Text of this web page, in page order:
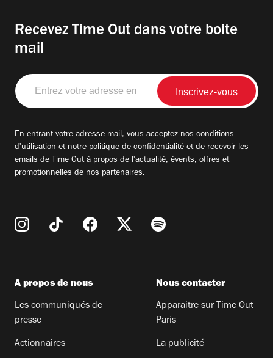
Recevez Time Out dans votre boite
mail
Entrez
votre
adresse
En entrant votre adresse mail, vous acceptez nos conditions
d'utilisation et notre politique de confidentialité et de recevoir les
emails de Time Out à propos de l'actualité, évents, offres et
promotionnelles de nos partenaires.
A propos de nous
Les communiqués de
presse
Actionnaires
Nous contacter
Apparaitre sur Time Out
Paris
La publicité